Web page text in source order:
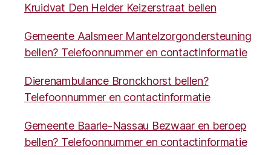
Kruidvat Den Helder Keizerstraat bellen
Gemeente Aalsmeer Mantelzorgondersteuning
bellen? Telefoonnummer en contactinformatie
Dierenambulance Bronckhorst bellen?
Telefoonnummer en contactinformatie
Gemeente Baarle-Nassau Bezwaar en beroep
bellen? Telefoonnummer en contactinformatie